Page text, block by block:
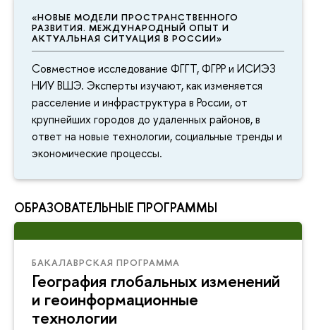
«НОВЫЕ МОДЕЛИ ПРОСТРАНСТВЕННОГО
РАЗВИТИЯ. МЕЖДУНАРОДНЫЙ ОПЫТ И
АКТУАЛЬНАЯ СИТУАЦИЯ В РОССИИ»
Совместное исследование ФГГТ, ФГРР и ИСИЭЗ
НИУ ВШЭ. Эксперты изучают, как изменяется
расселение и инфраструктура в России, от
крупнейших городов до удаленных районов, в
ответ на новые технологии, социальные тренды и
экономические процессы.
ОБРАЗОВАТЕЛЬНЫЕ ПРОГРАММЫ
БАКАЛАВРСКАЯ ПРОГРАММА
География глобальных изменений
и геоинформационные
технологии